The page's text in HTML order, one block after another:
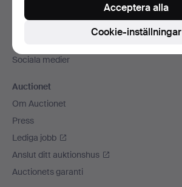
Sociala medier
Auctionet
Om Auctionet
Press
Lediga jobb
Anslut ditt auktionshus
Auctionets garanti
Cookie-inställningar
Acceptera alla